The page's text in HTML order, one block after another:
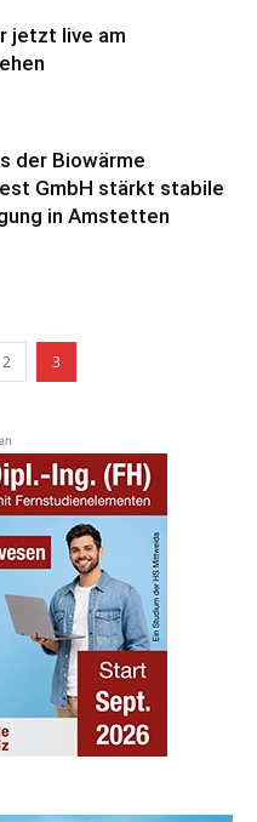
jetzt live am
der Biowärme
GmbH stärkt stabile
in Amstetten
2 3